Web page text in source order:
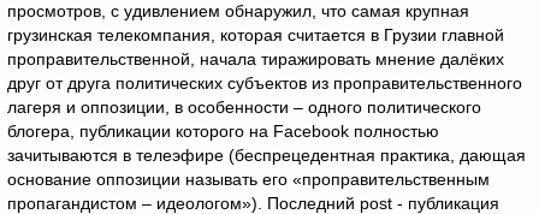
просмотров, с удивлением обнаружил, что самая крупная
грузинская телекомпания, которая считается в Грузии главной
проправительственной, начала тиражировать мнение далёких
друг от друга политических субъектов из проправительственного
лагеря и оппозиции, в особенности – одного политического
блогера, публикации которого на Facebook полностью
зачитываются в телеэфире (беспрецедентная практика, дающая
основание оппозиции называть его «проправительственным
пропагандистом – идеологом»). Последний рost - публикация